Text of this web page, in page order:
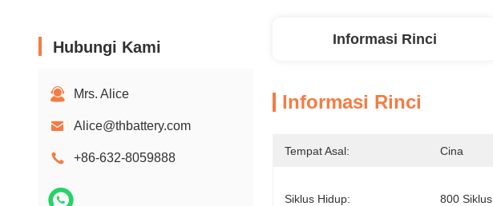
Hubungi Kami
Mrs. Alice
Alice@thbattery.com
+86-632-8059888
Informasi Rinci
Informasi Rinci
Tempat Asal: Cina
Siklus Hidup: 800 Siklus